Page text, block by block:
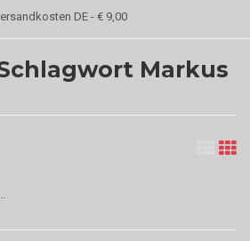
DE - € 9,00
Markus